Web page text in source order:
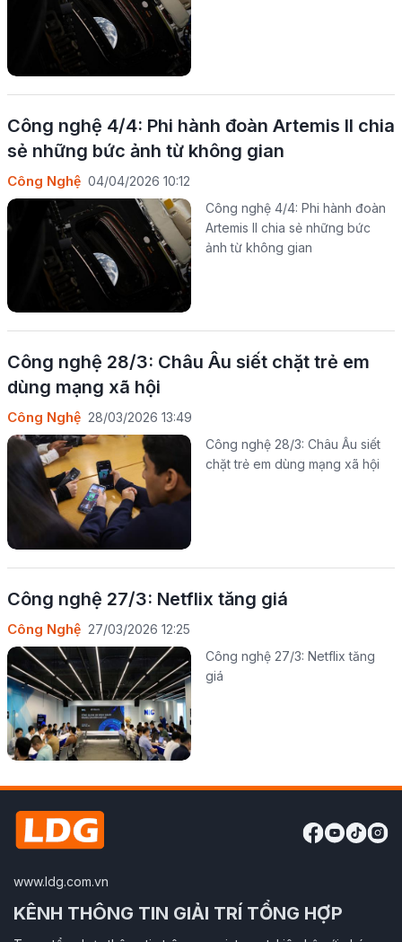
Công nghệ 4/4: Phi hành đoàn Artemis II chia
sẻ những bức ảnh từ không gian
Công Nghệ 04/04/2026 10:12
Công nghệ 4/4: Phi hành đoàn
Artemis II chia sẻ những bức
ảnh từ không gian
Công nghệ 28/3: Châu Âu siết chặt trẻ em
dùng mạng xã hội
Công Nghệ 28/03/2026 13:49
Công nghệ 28/3: Châu Âu siết
chặt trẻ em dùng mạng xã hội
Công nghệ 27/3: Netflix tăng giá
Công Nghệ 27/03/2026 12:25
Công nghệ 27/3: Netflix tăng
giá
www.ldg.com.vn
KÊNH THÔNG TIN GIẢI TRÍ TỔNG HỢP